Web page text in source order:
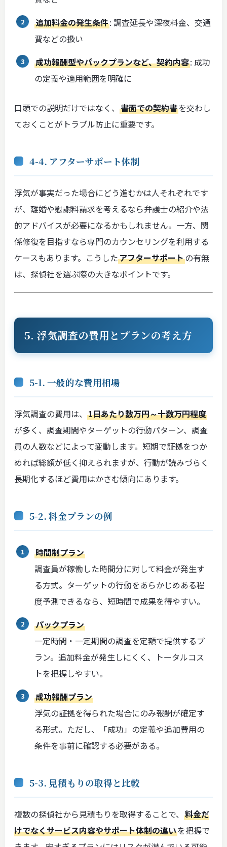
追加料金の発生条件: 調査延長や深夜料金、交通
費などの扱い
成功報酬型やパックプランなど、契約内容: 成功
の定義や適用範囲を明確に
口頭での説明だけではなく、 書面での契約書を交わし
ておくことがトラブル防止に重要です。
4-4. アフターサポート体制
浮気が事実だった場合にどう進むかは人それぞれです
が、離婚や慰謝料請求を考えるなら弁護士の紹介や法
的アドバイスが必要になるかもしれません。一方、関
係修復を目指すなら専門のカウンセリングを利用する
ケースもあります。こうしたアフターサポートの有無
は、探偵社を選ぶ際の大きなポイントです。
5. 浮気調査の費用とプランの考え方
5-1. 一般的な費用相場
浮気調査の費用は、 1日あたり数万円～十数万円程度
が多く、調査期間やターゲットの行動パターン、調査
員の人数などによって変動します。短期で証拠をつか
めれば総額が低く抑えられますが、行動が読みづらく
長期化するほど費用はかさむ傾向にあります。
5-2. 料金プランの例
時間制プラン
調査員が稼働した時間分に対して料金が発生す
る方式。ターゲットの行動をあらかじめある程
度予測できるなら、短時間で成果を得やすい。
パックプラン
一定時間・一定期間の調査を定額で提供するプ
ラン。追加料金が発生しにくく、トータルコス
トを把握しやすい。
成功報酬プラン
浮気の証拠を得られた場合にのみ報酬が確定す
る形式。ただし、「成功」の定義や追加費用の
条件を事前に確認する必要がある。
5-3. 見積もりの取得と比較
複数の探偵社から見積もりを取得することで、 料金だ
けでなくサービス内容やサポート体制の違いを把握で